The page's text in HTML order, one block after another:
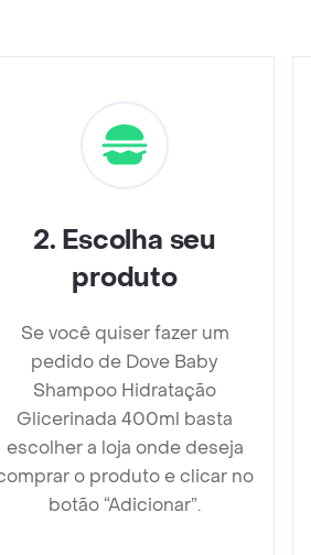
2. Escolha seu
produto
Se você quiser fazer um
pedido de Dove Baby
Shampoo Hidratação
Glicerinada 400ml basta
escolher a loja onde deseja
o produto e clicar no
botão “Adicionar”.